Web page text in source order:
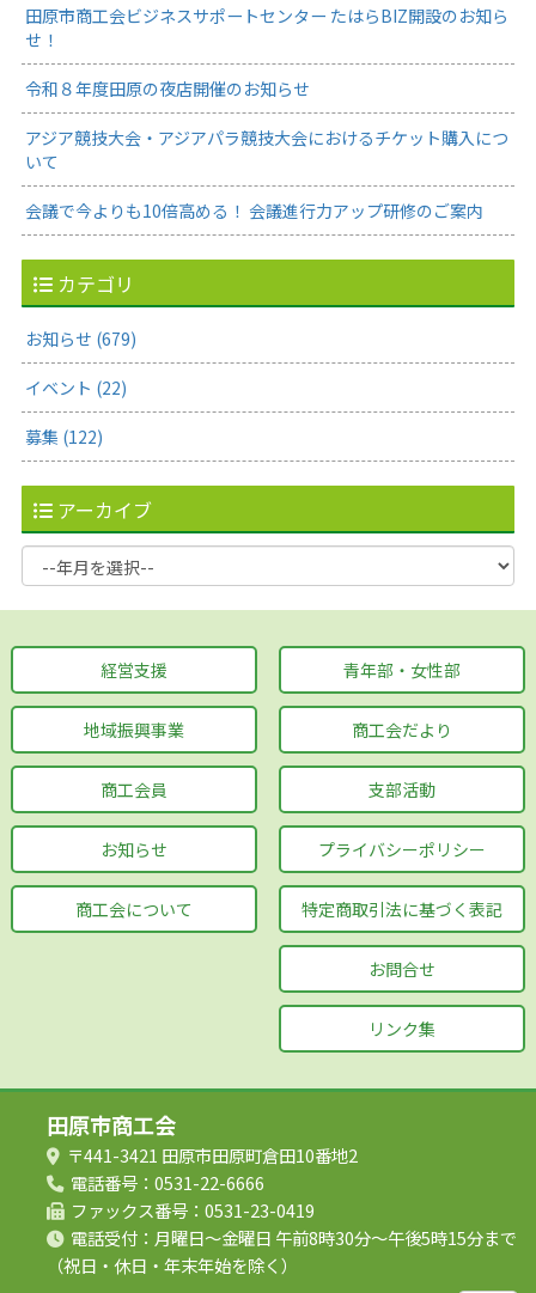
田原市商工会ビジネスサポートセンター たはらBIZ開設のお知ら
せ！
令和８年度田原の夜店開催のお知らせ
アジア競技大会・アジアパラ競技大会におけるチケット購入につ
いて
会議で今よりも10倍高める！ 会議進行力アップ研修のご案内
カテゴリ
お知らせ (679)
イベント (22)
募集 (122)
アーカイブ
経営支援
地域振興事業
商工会員
お知らせ
商工会について
青年部・女性部
商工会だより
支部活動
プライバシーポリシー
特定商取引法に基づく表記
お問合せ
リンク集
田原市商工会
〒441-3421 田原市田原町倉田10番地2
電話番号：0531-22-6666
ファックス番号：0531-23-0419
電話受付：月曜日～金曜日 午前8時30分～午後5時15分まで
（祝日・休日・年末年始を除く）